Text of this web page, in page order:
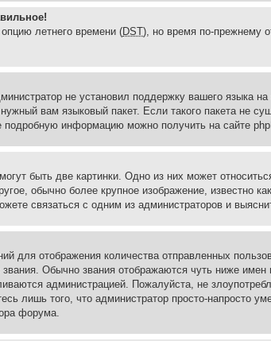
летнего времени (DST), но время по-прежнему
не установил поддержку вашего
вам языковый пакет. Если такого пакета не
информацию можно получить на сайте
быть две картинки. Одно из них может
обычно более крупное изображение, известно
связаться с одним из администраторов и
для отображения количества отправленных
Обычно звания отображаются чуть ниже
администрацией. Пожалуйста, не
лишь того, что администратор просто-напросто
форума.